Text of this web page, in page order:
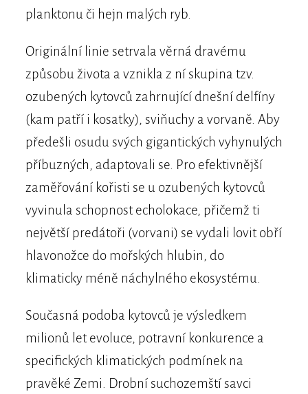
planktonu či hejn malých ryb.
Originální linie setrvala věrná dravému
způsobu života a vznikla z ní skupina tzv.
ozubených kytovců zahrnující dnešní delfíny
(kam patří i kosatky), sviňuchy a vorvaně. Aby
předešli osudu svých gigantických vyhynulých
příbuzných, adaptovali se. Pro efektivnější
zaměřování kořisti se u ozubených kytovců
vyvinula schopnost echolokace, přičemž ti
největší predátoři (vorvani) se vydali lovit obří
hlavonožce do mořských hlubin, do
klimaticky méně náchylného ekosystému.
Současná podoba kytovců je výsledkem
milionů let evoluce, potravní konkurence a
specifických klimatických podmínek na
pravěké Zemi. Drobní suchozemští savci